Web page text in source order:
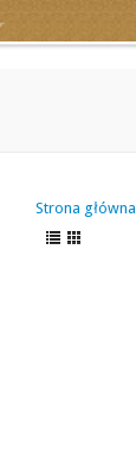
Strona główna